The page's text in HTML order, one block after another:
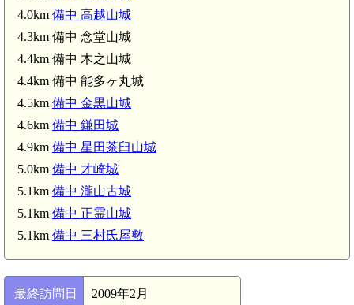
4.0km 備中 高越山城
4.3km 備中 念堂山城
4.4km 備中 木之山城
4.4km 備中 能多ヶ丸城
4.5km 備中 金黒山城
4.6km 備中 鎌田城
4.9km 備中 星田茶臼山城
5.0km 備中 才崎城
5.1km 備中 瀧山古城
5.1km 備中 正霊山城
5.1km 備中 三村氏屋敷
最終訪問日 2009年2月